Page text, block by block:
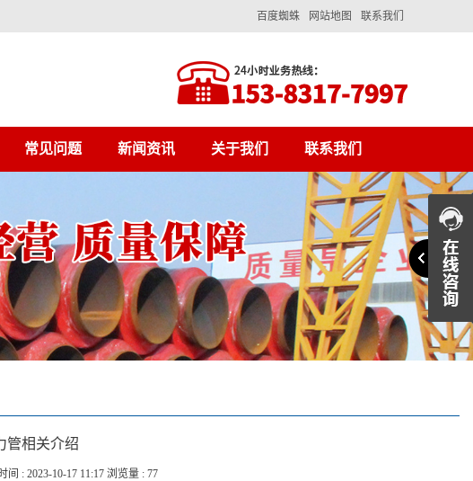
联系我们
网站地图
百度蜘蛛
常见问题 新闻资讯 关于我们 联系我们
管相关介绍
间 : 2023-10-17 11:17 浏览量 : 77